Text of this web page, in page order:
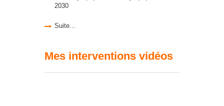
2030
Suite...
Mes interventions vidéos